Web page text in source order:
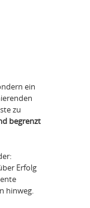
ein
zu
begrenzt
Erfolg
hinweg.